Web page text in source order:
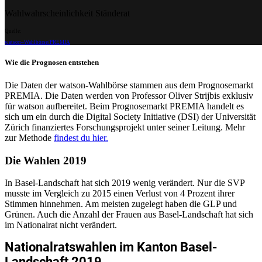
Stimmen: 28'960
(58)
FDP
, BL
bisher
Thürnen
watson–Wahlbörse/PREMIA
Wie die Prognosen entstehen
Die Daten der watson-Wahlbörse stammen aus dem Prognosemarkt
PREMIA. Die Daten werden von Professor Oliver Strijbis exklusiv
für watson aufbereitet. Beim Prognosemarkt PREMIA handelt es
sich um ein durch die Digital Society Initiative (DSI) der Universität
Zürich finanziertes Forschungsprojekt unter seiner Leitung. Mehr
zur Methode findest du hier.
Die Wahlen 2019
In Basel-Landschaft hat sich 2019 wenig verändert. Nur die SVP
musste im Vergleich zu 2015 einen Verlust von 4 Prozent ihrer
Stimmen hinnehmen. Am meisten zugelegt haben die GLP und
Grünen. Auch die Anzahl der Frauen aus Basel-Landschaft hat sich
im Nationalrat nicht verändert.